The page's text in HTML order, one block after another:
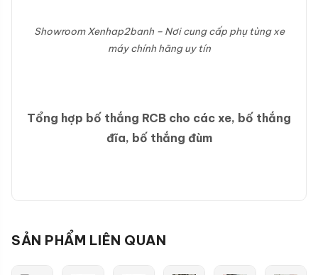
Showroom Xenhap2banh – Nơi cung cấp phụ tùng xe
máy chính hãng uy tín
Tổng hợp bố thắng RCB cho các xe, bố thắng
đĩa, bố thắng đùm
SẢN PHẨM LIÊN QUAN